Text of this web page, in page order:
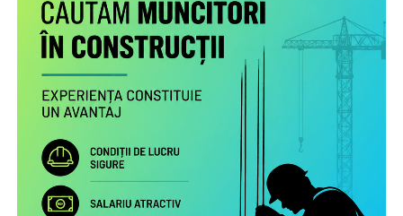
Scopul proiectului este creşterea gradului de
conştientizare a părinţilor români care muncesc în alte
state cu privire la nevoile copiilor rămaşi acasă,
necesitatea menţinerii comunicării cu aceştia şi cu
persoanele în grija cărora au rămas şi a legăturii cu
comunitatea de proveniență.
Proiectul include următoarele activități: